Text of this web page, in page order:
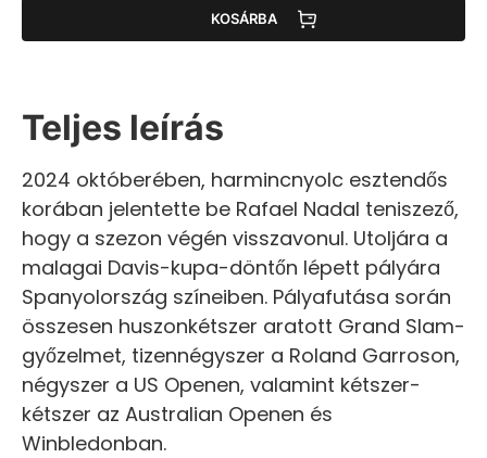
KOSÁRBA
Teljes leírás
2024 októberében, harmincnyolc esztendős
korában jelentette be Rafael Nadal teniszező,
hogy a szezon végén visszavonul. Utoljára a
malagai Davis-kupa-döntőn lépett pályára
Spanyolország színeiben. Pályafutása során
összesen huszonkétszer aratott Grand Slam-
győzelmet, tizennégyszer a Roland Garroson,
négyszer a US Openen, valamint kétszer-
kétszer az Australian Openen és
Winbledonban.